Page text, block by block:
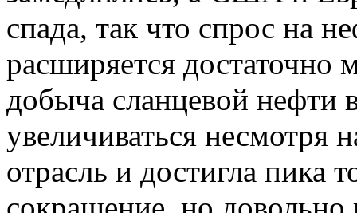
спада, так что спрос на
расширяется достаточно
добыча сланцевой
увеличиваться несмотря
отрасль и достигла пика